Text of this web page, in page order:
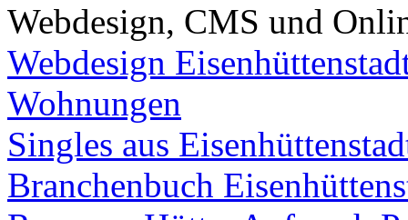
Webdesign, CMS und
Webdesign
Wohnungen
Singles aus
Branchenbuch